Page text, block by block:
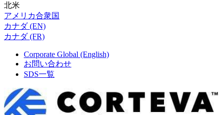
北米
アメリカ合衆国
カナダ (EN)
カナダ (FR)
Corporate Global (English)
お問い合わせ
SDS一覧